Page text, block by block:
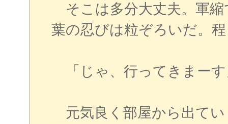
そこは多分大丈夫。軍
葉の忍びは粒ぞろいだ。
「じゃ、行ってきまーす
元気良く部屋から出て